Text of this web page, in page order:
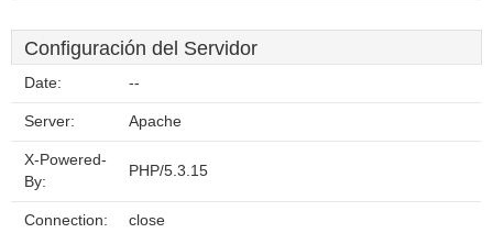
Configuración del Servidor
Date: --
Server: Apache
X-Powered-
By:
PHP/5.3.15
Connection: close